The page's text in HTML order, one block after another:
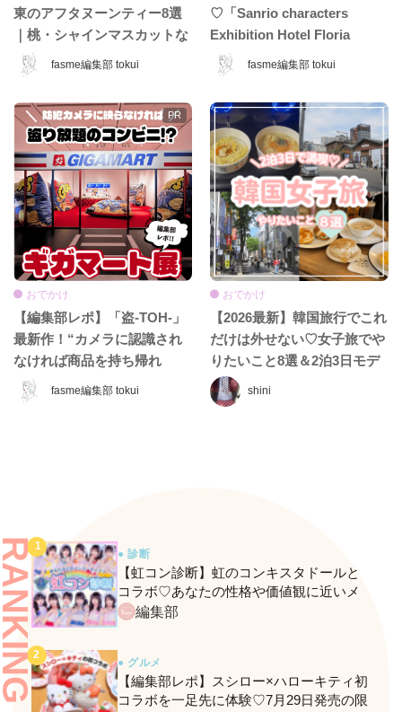
fasme編集部 tokui
東のアフタヌーンティー8選
｜桃・シャインマスカットな
ど夏限定ホテル＆カフェ特
集！
fasme編集部 tokui
♡「Sanrio characters
Exhibition Hotel Floria
Tokyo」が日本上陸♡ 夢みた
いなホテル空間＆限定グッズ
をレポ！
fasme編集部 tokui
おでかけ
【編集部レポ】「盗-TOH-」
最新作！“カメラに認識され
なければ商品を持ち帰れ
る”『ギガマート展』に行っ
てきた♡
shini
おでかけ
【2026最新】韓国旅行でこれ
だけは外せない♡女子旅でや
りたいこと8選＆2泊3日モデ
ルコース
● 診断
【虹コン診断】虹のコンキスタドールと
コラボ♡あなたの性格や価値観に近いメ
ンバーがわかる、fasmeの新診断がスター
編集部
● グルメ
【編集部レポ】スシロー×ハローキティ初
コラボを一足先に体験♡7月29日発売の限